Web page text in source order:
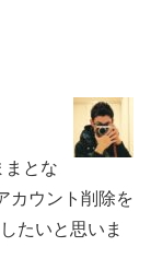
まとな
カウント削除を
たいと思いま